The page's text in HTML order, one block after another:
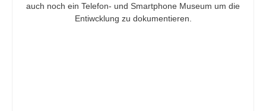
auch noch ein Telefon- und Smartphone Museum um die
Entiwcklung zu dokumentieren.